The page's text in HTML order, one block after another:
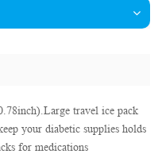
travel ice pack
your diabetic supplies holds
for medications